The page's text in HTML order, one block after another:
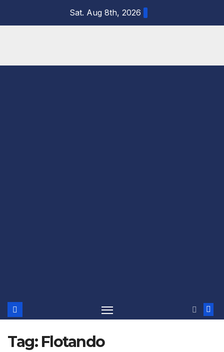
Sat. Aug 8th, 2026
Tag: Flotando